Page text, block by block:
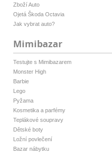
Zboží Auto
Ojetá Škoda Octavia
Jak vybrat auto?
Mimibazar
Testujte s Mimibazarem
Monster High
Barbie
Lego
Pyžama
Kosmetika a parfémy
Teplákové soupravy
Dětské boty
Ložní povlečení
Bazar nábytku